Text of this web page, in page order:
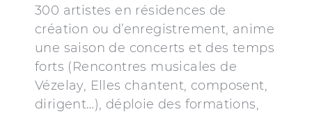
300 artistes en résidences de
création ou d’enregistrement, anime
une saison de concerts et des temps
forts (Rencontres musicales de
Vézelay, Elles chantent, composent,
dirigent…), déploie des formations,